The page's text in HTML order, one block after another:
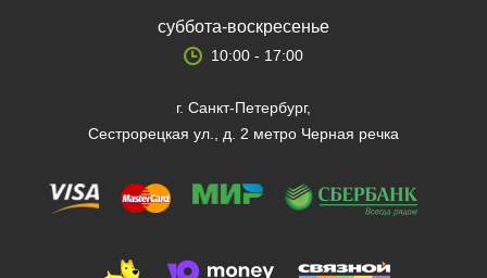
суббота-воскресенье
10:00 - 17:00
г. Санкт-Петербург,
Сестрорецкая ул., д. 2 метро Черная речка